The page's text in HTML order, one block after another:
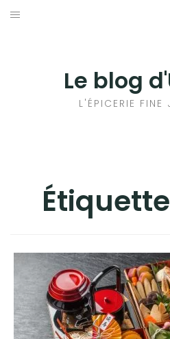
Aller
Le blog
L'ÉPICERIE FINE